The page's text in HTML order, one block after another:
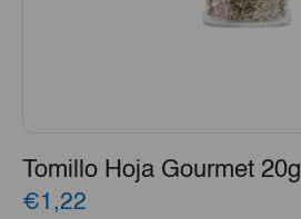
Tomillo Hoja Gourmet 20g
€1,22